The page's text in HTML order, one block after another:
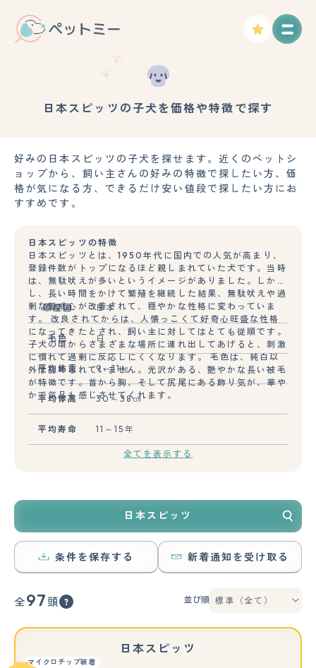
日本スピッツの子犬を価格や特徴で探す
好みの日本スピッツの子犬を探せます。近くのペットシ
ョップから、飼い主さんの好みの特徴で探したい方、価
格が気になる方、できるだけ安い値段で探したい方にお
すすめです。
日本スピッツの特徴
日本スピッツとは、1950年代に国内での人気が高まり、
登録件数がトップになるほど親しまれていた犬です。当時
は、無駄吠えが多いというイメージがありました。しか
し、長い時間をかけて繁殖を継続した結果、無駄吠えや過
剰な警戒心が改善されて、穏やかな性格に変わっていま
す。 改良されてからは、人懐っこくて好奇心旺盛な性格
になってきたとされ、飼い主に対してはとても従順です。
子犬の頃からさまざまな場所に連れ出してあげると、刺激
に慣れて過剰に反応しにくくなります。 毛色は、純白以
外は認められていません。光沢がある、艶やかな長い被毛
が特徴です。首から胸、そして尻尾にある飾り気が、華や
かで気品も感じさせてくれます。
原産国 日本
毛色 白
平均体重 9～11㎏
平均体高 30～38㎝
平均寿命 11～15年
全てを表示する
日本スピッツ
条件を保存する 新着通知を受け取る
全97 頭 並び順
日本スピッツ
マイクロチップ装着